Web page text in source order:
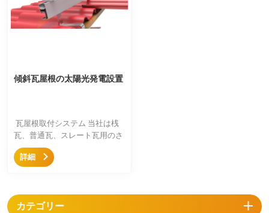
傾斜瓦屋根の太陽光発電設置
瓦屋根取付システム 当社は桟
瓦、普通瓦、スレート瓦用のさ
まざまな調整可能な屋根フック
と固定屋根フックを設計してい
詳細
カテゴリー